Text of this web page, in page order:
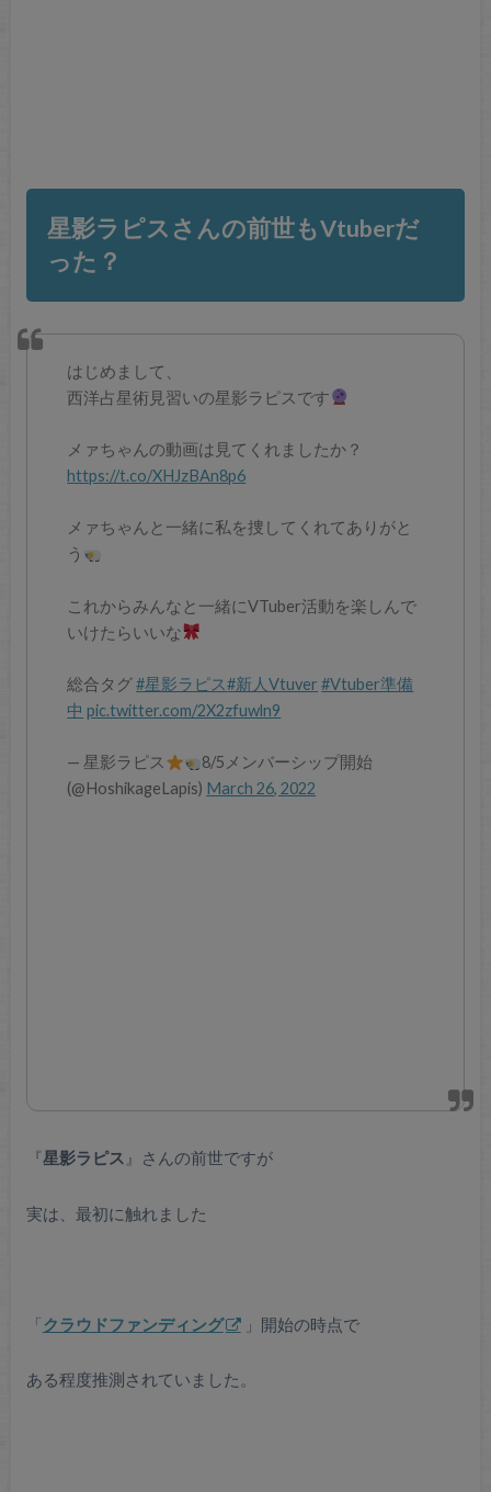
星影ラピスさんの前世もVtuberだ
った？
はじめまして、
西洋占星術見習いの星影ラピスです
メァちゃんの動画は見てくれましたか？
https://t.co/XHJzBAn8p6
メァちゃんと一緒に私を捜してくれてありがと
う
これからみんなと一緒にVTuber活動を楽しんで
いけたらいいな
総合タグ#星影ラピス#新人Vtuver #Vtuber準備
中 pic.twitter.com/2X2zfuwln9
— 星影ラピス
8/5メンバーシップ開始
(@HoshikageLapis) March 26, 2022
『星影ラピス 』さんの前世ですが
実は、最初に触れました
「クラウドファンディング 」開始の時点で
ある程度推測されていました。